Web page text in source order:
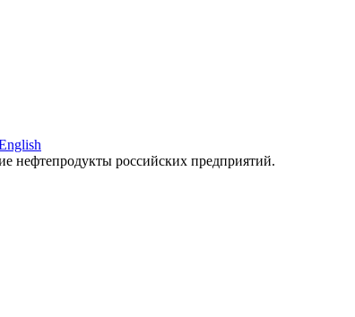
нефтепродукты российских предприятий.